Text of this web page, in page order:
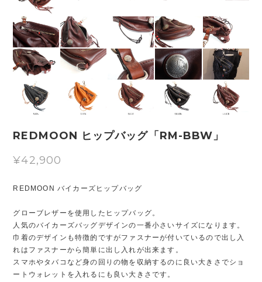
REDMOON ヒップバッグ「RM-BBW」
¥42,900
REDMOON バイカーズヒップバッグ
グローブレザーを使用したヒップバッグ。
人気のバイカーズバッグデザインの一番小さいサイズになります。
巾着のデザインも特徴的ですがファスナーが付いているので出し入
れはファスナーから簡単に出し入れが出来ます。
スマホやタバコなど身の回りの物を収納するのに良い大きさでショ
ートウォレットを入れるにも良い大きさです。